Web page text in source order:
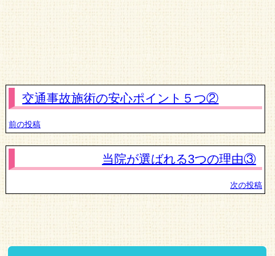
交通事故施術の安心ポイント５つ②
前の投稿
当院が選ばれる3つの理由③
次の投稿